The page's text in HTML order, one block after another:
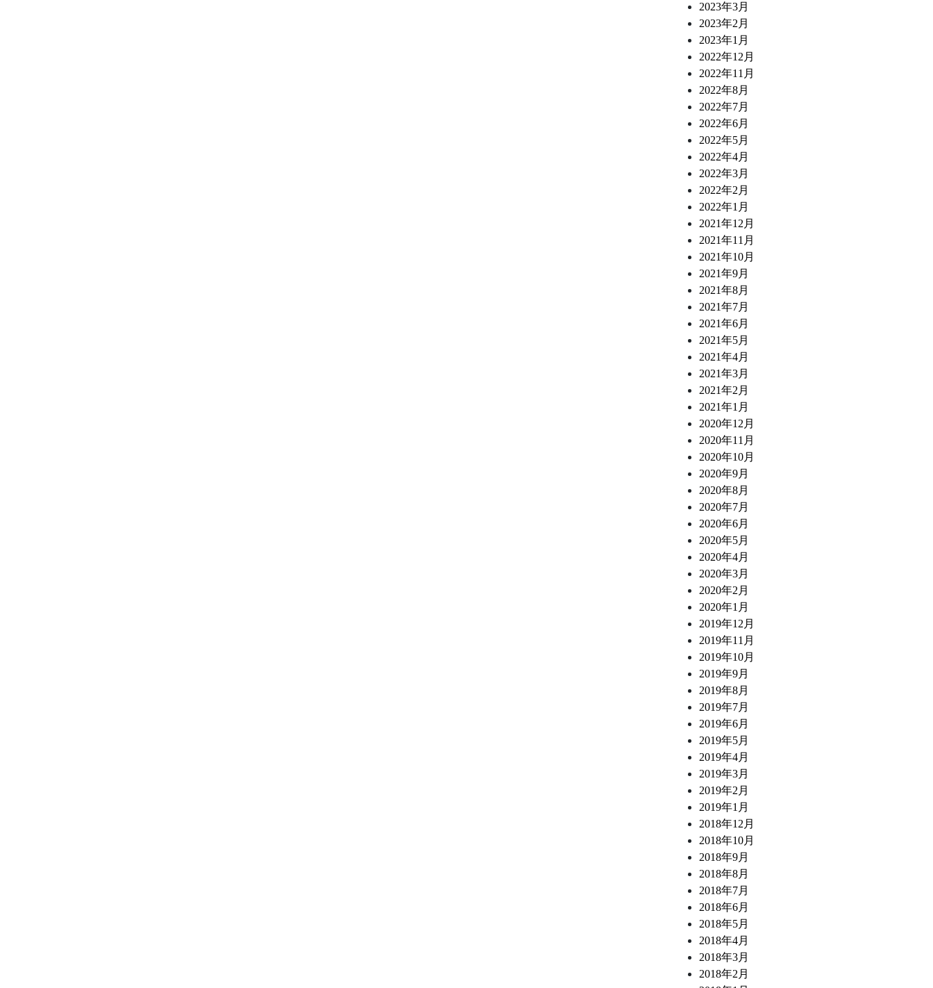
2023年3月
2023年2月
2023年1月
2022年12月
2022年11月
2022年8月
2022年7月
2022年6月
2022年5月
2022年4月
2022年3月
2022年2月
2022年1月
2021年12月
2021年11月
2021年10月
2021年9月
2021年8月
2021年7月
2021年6月
2021年5月
2021年4月
2021年3月
2021年2月
2021年1月
2020年12月
2020年11月
2020年10月
2020年9月
2020年8月
2020年7月
2020年6月
2020年5月
2020年4月
2020年3月
2020年2月
2020年1月
2019年12月
2019年11月
2019年10月
2019年9月
2019年8月
2019年7月
2019年6月
2019年5月
2019年4月
2019年3月
2019年2月
2019年1月
2018年12月
2018年10月
2018年9月
2018年8月
2018年7月
2018年6月
2018年5月
2018年4月
2018年3月
2018年2月